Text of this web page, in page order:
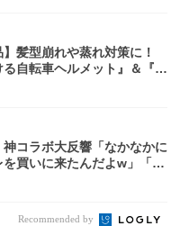
】髪型崩れや蒸れ対策に！
る自転車ヘルメット』＆『2
神コラボ大反響「なかなかに
を買いに来たんだよw」「３
Recommended by